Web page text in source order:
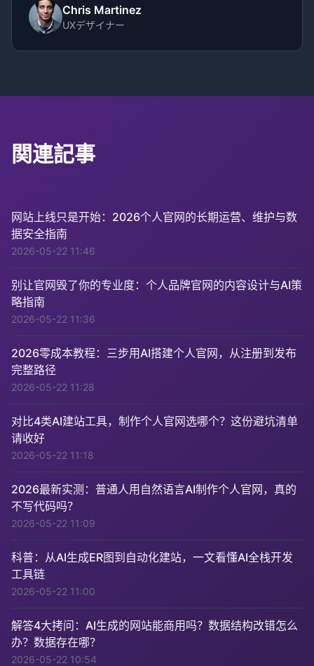
Chris Martinez
UXデザイナー
関連記事
网站上线只是开始：2026个人官网的长期运营、维护与数
据安全指南
2026-05-22 11:46
别让官网毁了你的专业度：个人品牌官网的内容设计与AI策
略指南
2026-05-22 11:36
2026零成本教程：三步用AI搭建个人官网，从注册到发布
完整路径
2026-05-22 11:28
对比4类AI建站工具，制作个人官网选哪个？这份避坑清单
请收好
2026-05-22 11:18
2026最新实测：普通人用自然语言AI制作个人官网，真的
不写代码吗？
2026-05-22 11:09
科普：从AI生成ER图到自动化建站，一文看懂AI全栈开发
工具链
2026-05-22 11:00
解答4大拷问：AI生成的网站能商用吗？数据结构改错怎么
办？数据存在哪？
2026-05-22 10:54